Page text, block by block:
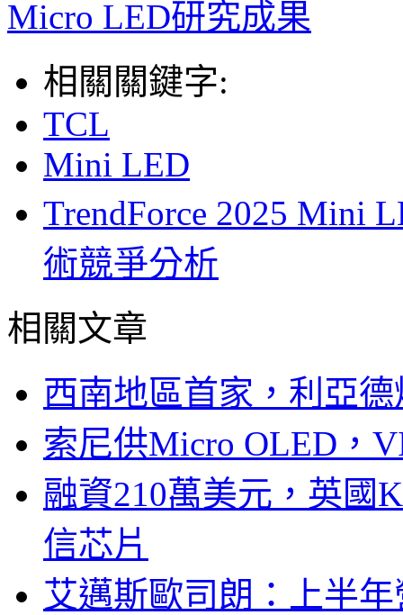
Micro LED研究成果
相關關鍵字:
TCL
Mini LED
TrendForce 2025 Mini
術競爭分析
相關文章
西南地區首家，利亞
索尼供Micro OLED，
融資210萬美元，英國
信芯片
艾邁斯歐司朗：上半